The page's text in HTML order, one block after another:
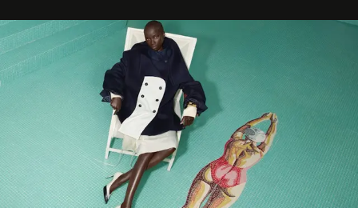
un’impronta indelebile nella storia della moda.